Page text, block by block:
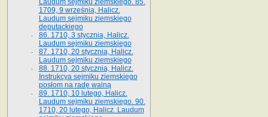
Laudum sejmiku ziemskiego. 85.
1709, 9 września, Halicz.
Laudum sejmiku ziemskiego
deputackiego
86. 1710, 3 stycznia, Halicz.
Laudum sejmiku ziemskiego
87. 1710, 20 stycznia, Halicz.
Laudum sejmiku ziemskiego
88. 1710, 20 stycznia, Halicz.
Instrukcya sejmiku ziemskiego
posłom na radę walną
89. 1710, 10 lutego, Halicz.
Laudum sejmiku ziemskiego. 90.
1710, 20 lutego, Halicz. Laudum